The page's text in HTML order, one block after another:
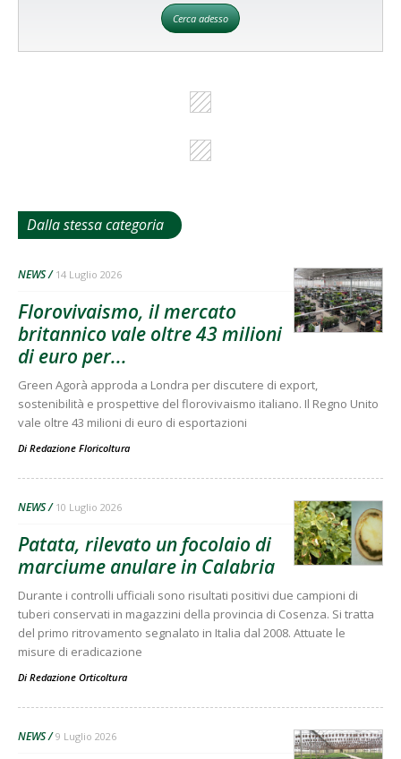
Cerca adesso
Dalla stessa categoria
NEWS 14 Luglio 2026
Florovivaismo, il mercato
britannico vale oltre 43 milioni
di euro per...
Green Agorà approda a Londra per discutere di export,
sostenibilità e prospettive del florovivaismo italiano. Il Regno Unito
vale oltre 43 milioni di euro di esportazioni
Di Redazione Floricoltura
NEWS 10 Luglio 2026
Patata, rilevato un focolaio di
marciume anulare in Calabria
Durante i controlli ufficiali sono risultati positivi due campioni di
tuberi conservati in magazzini della provincia di Cosenza. Si tratta
del primo ritrovamento segnalato in Italia dal 2008. Attuate le
misure di eradicazione
Di Redazione Orticoltura
NEWS 9 Luglio 2026